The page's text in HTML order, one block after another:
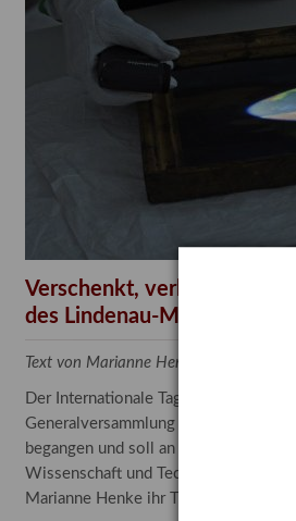
Kalender
Verschenkt, verkauft,
des Lindenau-Museums
Text von Marianne Henke,
Der Internationale Tag der Frauen
Generalversammlung der Vereinten
begangen und soll an die
Wissenschaft und Technologie
Marianne Henke ihr Tätigkeitsfeld vor.